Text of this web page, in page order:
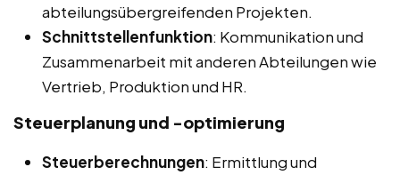
abteilungsübergreifenden Projekten.
Schnittstellenfunktion: Kommunikation und
Zusammenarbeit mit anderen Abteilungen wie
Vertrieb, Produktion und HR.
Steuerplanung und -optimierung
Steuerberechnungen: Ermittlung und